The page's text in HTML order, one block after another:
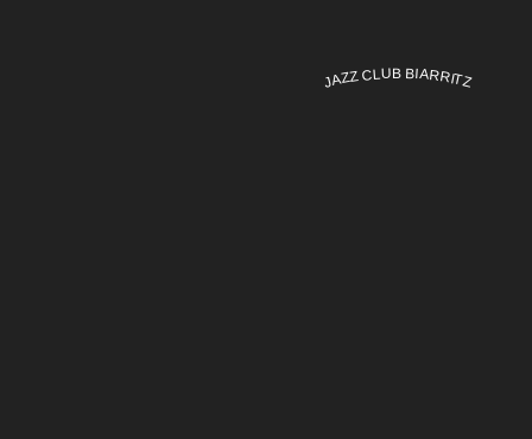
JAZZ CLUB BIARRITZ